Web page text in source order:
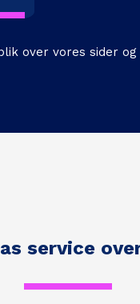
over vores sider og
service